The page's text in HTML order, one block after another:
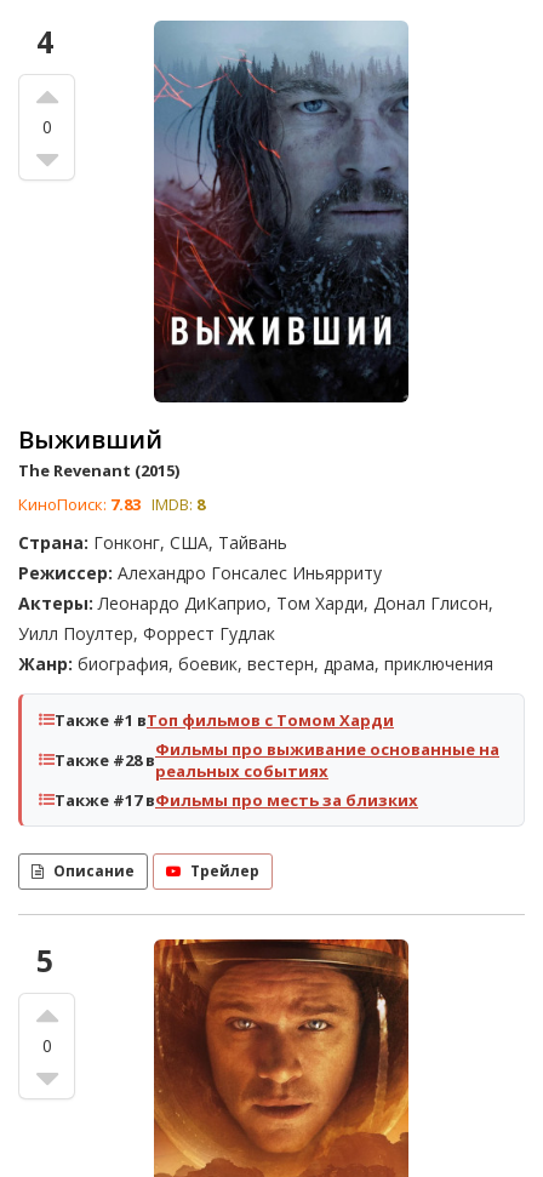
4
0
Выживший
The Revenant (2015)
КиноПоиск: 7.83 IMDB: 8
Страна: Гонконг, США, Тайвань
Режиссер: Алехандро Гонсалес Иньярриту
Актеры: Леонардо ДиКаприо, Том Харди, Донал Глисон,
Уилл Поултер, Форрест Гудлак
Жанр: биография, боевик, вестерн, драма, приключения
Также #1 вТоп фильмов с Томом Харди
Также #28 вФильмы про выживание основанные на
реальных событиях
Также #17 вФильмы про месть за близких
Описание Трейлер
5
0